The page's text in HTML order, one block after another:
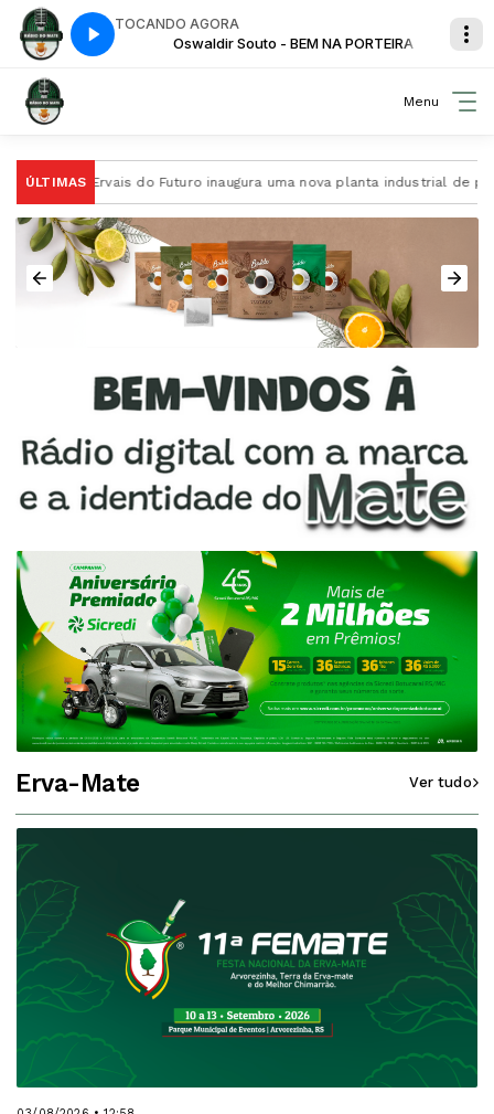
TOCANDO AGORA
Oswaldir Souto - BEM NA PORTEIRA
Menu
ÚLTIMAS
A Ervais do Futuro inaugura uma nova planta industrial de
Erva-Mate Ver tudo